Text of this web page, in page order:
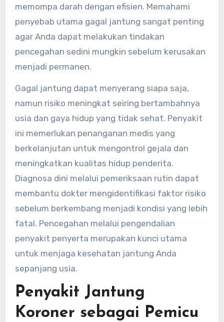
memompa darah dengan efisien. Memahami
penyebab utama gagal jantung sangat penting
agar Anda dapat melakukan tindakan
pencegahan sedini mungkin sebelum kerusakan
menjadi permanen.
Gagal jantung dapat menyerang siapa saja,
namun risiko meningkat seiring bertambahnya
usia dan gaya hidup yang tidak sehat. Penyakit
ini memerlukan penanganan medis yang
berkelanjutan untuk mengontrol gejala dan
meningkatkan kualitas hidup penderita.
Diagnosa dini melalui pemeriksaan rutin dapat
membantu dokter mengidentifikasi faktor risiko
sebelum berkembang menjadi kondisi yang lebih
fatal. Pencegahan melalui pengendalian
penyakit penyerta merupakan kunci utama
untuk menjaga kesehatan jantung Anda
sepanjang usia.
Penyakit Jantung
Koroner sebagai Pemicu